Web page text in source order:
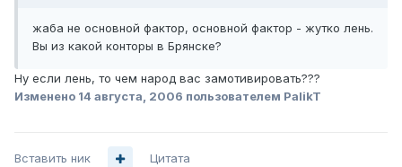
жаба не основной фактор, основной фактор - жутко лень.
Вы из какой конторы в Брянске?
Ну если лень, то чем народ вас замотивировать???
Изменено 14 августа, 2006 пользователем PalikT
Вставить ник Цитата